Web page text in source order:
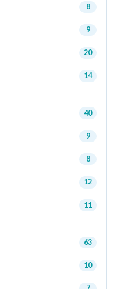
8
9
20
14
40
9
8
12
11
63
10